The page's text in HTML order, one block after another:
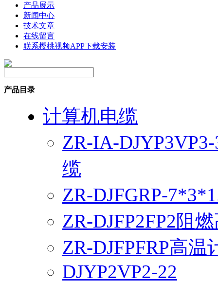
产品展示
新闻中心
技术文章
在线留言
联系樱桃视频APP下载安装
产品目录
计算机电缆
ZR-IA-
缆
ZR-DJFGRP-
ZR-DJFP2FP2阻
ZR-DJFPFRP高温
DJYP2VP2-22